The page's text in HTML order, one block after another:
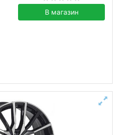
В магазин